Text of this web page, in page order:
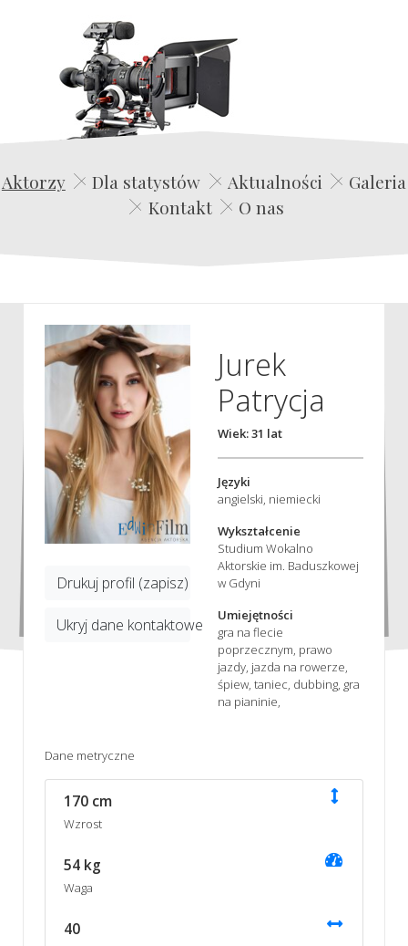
Edwin Film Agencja Aktorska
Aktorzy Dla statystów Aktualności
Galeria
Kontakt
O nas
Drukuj profil (zapisz)
Ukryj dane kontaktowe
Jurek
Patrycja
Wiek: 31 lat
Języki
angielski, niemiecki
Wykształcenie
Studium Wokalno
Aktorskie im. Baduszkowej
w Gdyni
Umiejętności
gra na flecie
poprzecznym, prawo
jazdy, jazda na rowerze,
śpiew, taniec, dubbing, gra
na pianinie,
Dane metryczne
170 cm
Wzrost
54 kg
Waga
40